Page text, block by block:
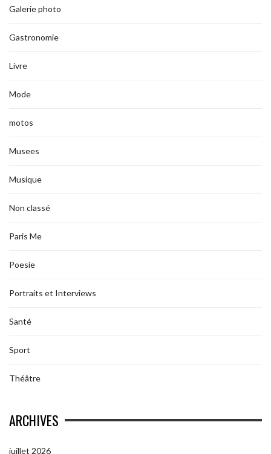
Galerie photo
Gastronomie
Livre
Mode
motos
Musees
Musique
Non classé
Paris Me
Poesie
Portraits et Interviews
Santé
Sport
Théâtre
ARCHIVES
juillet 2026